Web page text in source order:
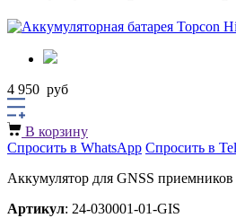
4 950 руб
В корзину
Спросить в WhatsApp Спросить в
Аккумулятор для GNSS
Артикул: 24-030001-01-GIS